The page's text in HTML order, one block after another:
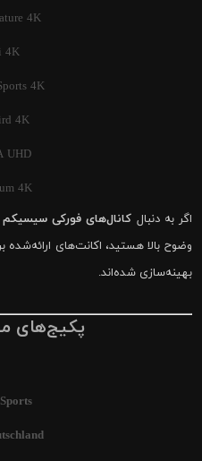
4K
4K
4K
4K
UHD
4K
اگر به دنبال کانال‌های فورکی سیسیکم
وضوح بالا هستید، اکانت‌های ارائه‌شده
بهینه‌سازی شده‌اند.
پکیج‌های